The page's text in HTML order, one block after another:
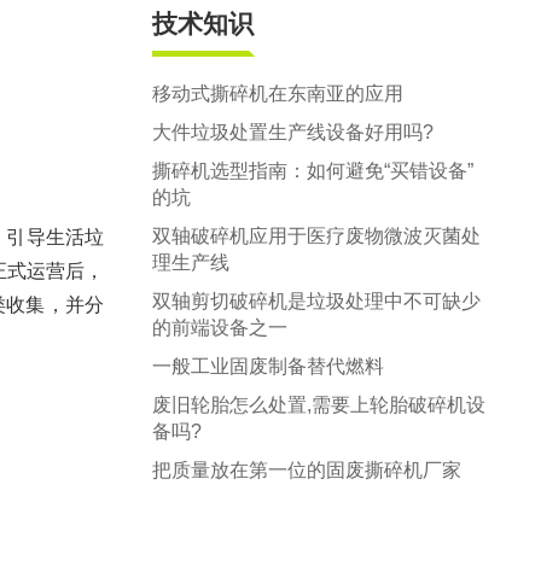
引导生活垃
运营后，
集，并分
技术知识
移动式撕碎机在东南亚的应用
大件垃圾处置生产线设备好用吗?
撕碎机选型指南：如何避免“买错设备”
的坑
双轴破碎机应用于医疗废物微波灭菌处
理生产线
双轴剪切破碎机是垃圾处理中不可缺少
的前端设备之一
一般工业固废制备替代燃料
废旧轮胎怎么处置,需要上轮胎破碎机设
备吗?
把质量放在第一位的固废撕碎机厂家